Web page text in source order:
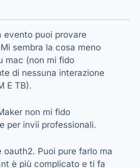
evento puoi provare
sembra la cosa meno
mac (non mi fido
di nessuna interazione
E TB).
non mi fido
per invii professionali.
oauth2. Puoi pure farlo ma
è più complicato e ti fa